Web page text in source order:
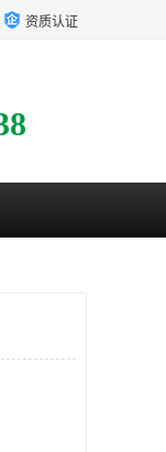
资质认证